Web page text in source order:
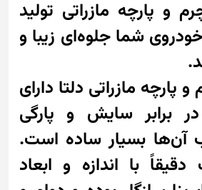
و پارچه مازراتی تولید
شما جلوه‌ای زیبا و
مازراتی دلتا دارای
برابر سایش و پارگی
بسیار ساده است.
با اندازه و ابعاد